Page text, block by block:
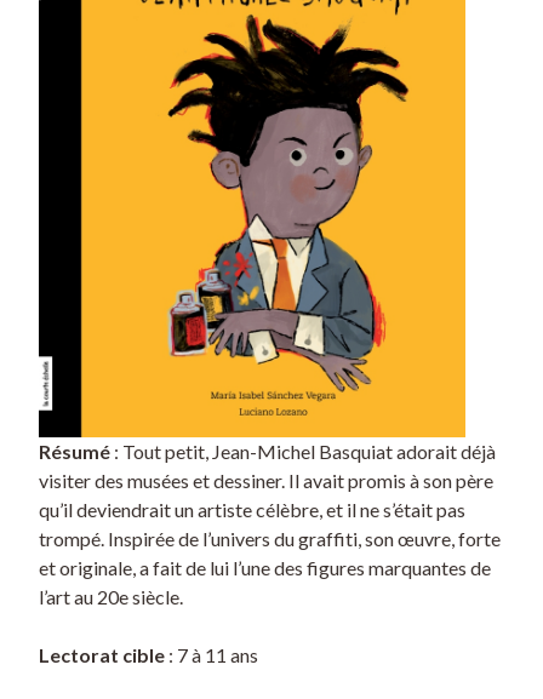
Résumé : Tout petit, Jean-Michel Basquiat adorait déjà
visiter des musées et dessiner. Il avait promis à son père
qu’il deviendrait un artiste célèbre, et il ne s’était pas
trompé. Inspirée de l’univers du graffiti, son œuvre, forte
et originale, a fait de lui l’une des figures marquantes de
l’art au 20e siècle.
Lectorat cible : 7 à 11 ans